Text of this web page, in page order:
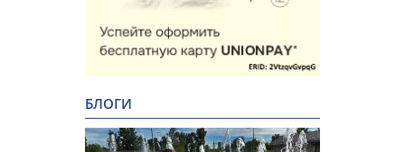
БЛОГИ